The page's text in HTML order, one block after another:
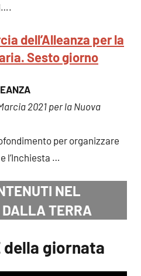
dell’Alleanza per la
Sesto giorno
2021 per la Nuova
per organizzare
l’Inchiesta …
NEL
TERRA
della giornata